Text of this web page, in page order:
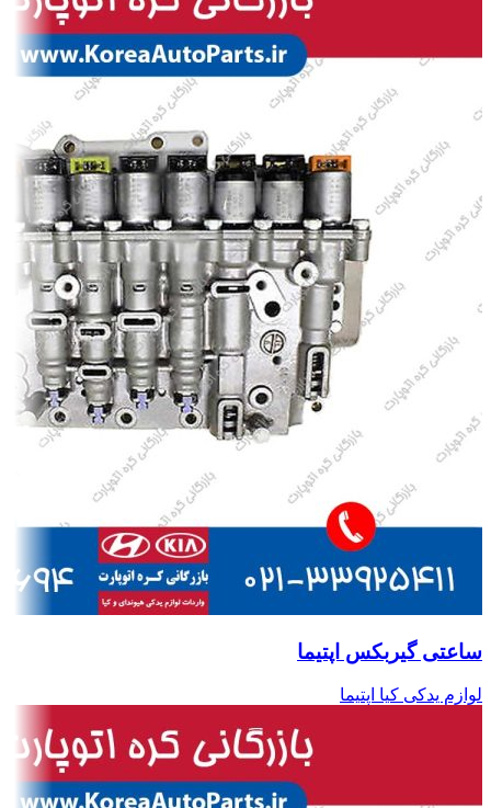
ساعتی گیربکس اپتیما
لوازم یدکی کیا اپتیما